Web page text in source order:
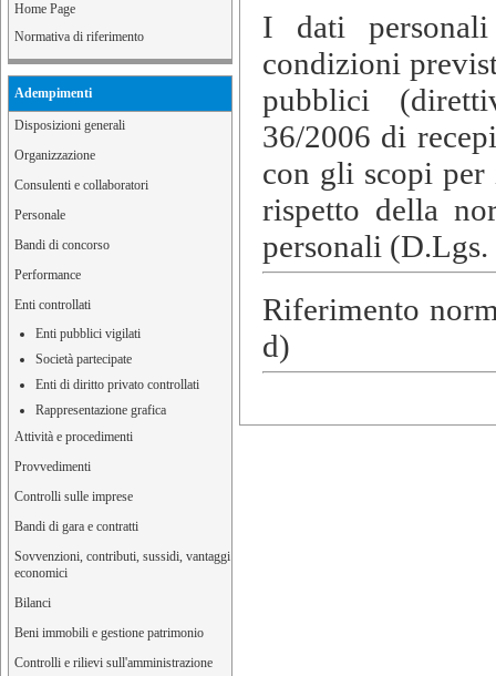
Home Page
Normativa di riferimento
Adempimenti
Disposizioni generali
Organizzazione
Consulenti e collaboratori
Personale
Bandi di concorso
Performance
Enti controllati
Enti pubblici vigilati
Società partecipate
Enti di diritto privato controllati
Rappresentazione grafica
Attività e procedimenti
Provvedimenti
Controlli sulle imprese
Bandi di gara e contratti
Sovvenzioni, contributi, sussidi, vantaggi
economici
Bilanci
Beni immobili e gestione patrimonio
Controlli e rilievi sull'amministrazione
I dati
condizioni
pubblici
36/2006 di
con gli scopi
rispetto della
personali
Riferimento
d)